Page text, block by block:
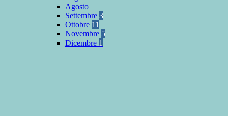
Agosto
Settembre 3
Ottobre 11
Novembre 5
Dicembre 1